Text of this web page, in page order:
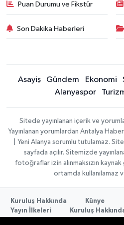
Puan Durumu ve Fikstür
Son Dakika Haberleri
Asayiş Gündem Ekonomi
Alanyaspor
Sitede yayınlanan içerik ve
Yayınlanan yorumlardan Antalya
| Yeni Alanya sorumlu tutulamaz.
sayfada açılır. Sitemizde
fotoğraflar izin alınmaksızın
ortamda kullanılamaz
Kuruluş Hakkında
Künye
Yayın İlkeleri
Kuruluş